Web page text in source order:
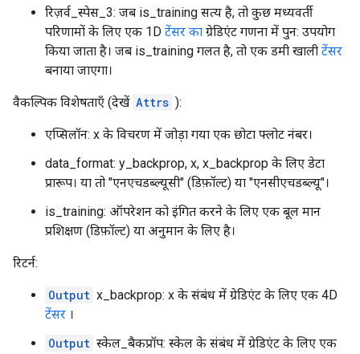
रिज़र्व_स्पेस_3: जब is_training सत्य है, तो कुछ मध्यवर्ती
परिणामों के लिए एक 1D टेंसर का ग्रेडिएंट गणना में पुन: उपयोग
किया जाता है। जब is_training गलत है, तो एक डमी खाली टेंसर
बनाया जाएगा।
वैकल्पिक विशेषताएँ (देखें Attrs ):
एप्सिलॉन: x के विचरण में जोड़ा गया एक छोटा फ्लोट नंबर।
data_format: y_backprop, x, x_backprop के लिए डेटा
प्रारूप। या तो "एनएचडब्ल्यूसी" (डिफ़ॉल्ट) या "एनसीएचडब्ल्यू"।
is_training: ऑपरेशन को इंगित करने के लिए एक बूल मान
प्रशिक्षण (डिफ़ॉल्ट) या अनुमान के लिए है।
रिटर्न:
Output x_backprop: x के संबंध में ग्रेडिएंट के लिए एक 4D
टेंसर ।
Output स्केल_बैकप्रॉप: स्केल के संबंध में ग्रेडिएंट के लिए एक